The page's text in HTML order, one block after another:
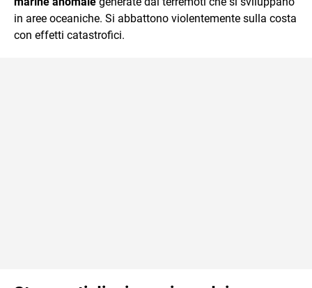
in aree oceaniche. Si abbattono violentemente sulla costa
con effetti catastrofici.